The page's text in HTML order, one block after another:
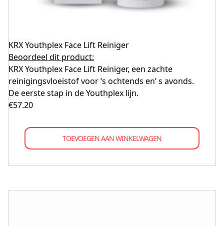
KRX Youthplex Face Lift Reiniger
Beoordeel dit product:
KRX Youthplex Face Lift Reiniger, een zachte
reinigingsvloeistof voor ‘s ochtends en’ s avonds.
De eerste stap in de Youthplex lijn.
€57.20
TOEVOEGEN AAN WINKELWAGEN